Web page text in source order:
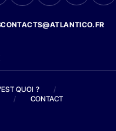
QUOI ?
/
/ CONTACT